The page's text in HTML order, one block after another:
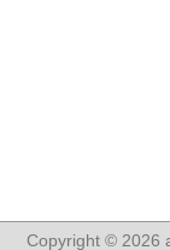
Copyright © 2026